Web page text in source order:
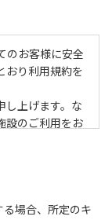
のお客様に安全
おり利用規約を
し上げます。な
設のご利用をお
場合、所定のキ